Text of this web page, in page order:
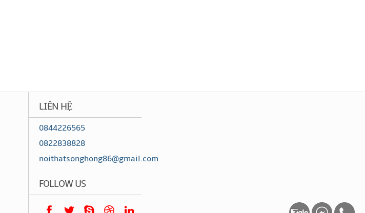
LIÊN HỆ
0844226565
0822838828
noithatsonghong86@gmail.com
FOLLOW US